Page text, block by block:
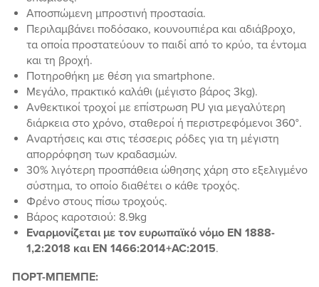
Αποσπώμενη μπροστινή προστασία.
Περιλαμβάνει ποδόσακο, κουνουπιέρα και αδιάβροχο,
τα οποία προστατεύουν το παιδί από το κρύο, τα έντομα
και τη βροχή.
Ποτηροθήκη με θέση για smartphone.
Μεγάλο, πρακτικό καλάθι (μέγιστο βάρος 3kg).
Ανθεκτικοί τροχοί με επίστρωση PU για μεγαλύτερη
διάρκεια στο χρόνο, σταθεροί ή περιστρεφόμενοι 360°.
Αναρτήσεις και στις τέσσερις ρόδες για τη μέγιστη
απορρόφηση των κραδασμών.
30% λιγότερη προσπάθεια ώθησης χάρη στο εξελιγμένο
σύστημα, το οποίο διαθέτει ο κάθε τροχός.
Φρένο στους πίσω τροχούς.
Βάρος καροτσιού: 8.9kg
Εναρμονίζεται με τον ευρωπαϊκό νόμο ΕΝ 1888-
1,2:2018 και ΕΝ 1466:2014+AC:2015.
ΠΟΡΤ-ΜΠΕΜΠΕ: